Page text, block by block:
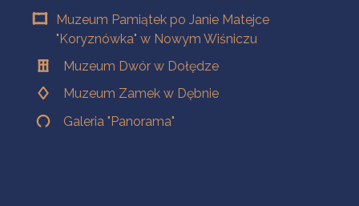
Muzeum Pamiątek po Janie Matejce
"Koryznówka" w Nowym Wiśniczu
Muzeum Dwór w Dołędze
Muzeum Zamek w Dębnie
Galeria "Panorama"